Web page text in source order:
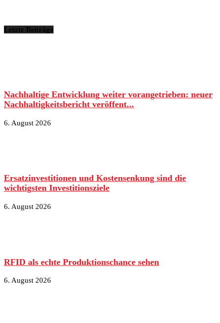
Letzte Beiträge
Nachhaltige Entwicklung weiter vorangetrieben: neuer
Nachhaltigkeitsbericht veröffent...
6. August 2026
Ersatzinvestitionen und Kostensenkung sind die
wichtigsten Investitionsziele
6. August 2026
RFID als echte Produktionschance sehen
6. August 2026